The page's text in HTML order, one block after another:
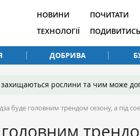
НОВИНИ
ТЕХНОЛОГІЇ
ПОЧИТАТИ
ПОДИВИТИСЬ
ДОБРИВА
захищаються рослини та чим може
буде головним трендом сезону, а під
головним